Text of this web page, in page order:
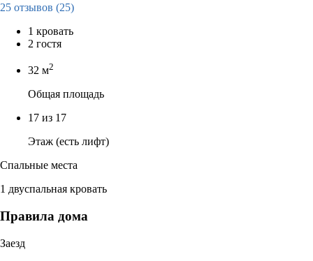
25 отзывов (25)
1 кровать
2 гостя
32 м2
Общая площадь
17 из 17
Этаж (есть лифт)
Спальные места
1 двуспальная кровать
Правила дома
Заезд